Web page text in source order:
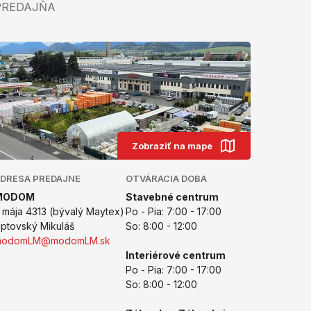
Zobraziť na mape
PREDAJNE
mája 4313 (bývalý Maytex)
Mikuláš
OTVÁRACIA DOBA
Stavebné centrum
Po - Pia: 7:00 - 17:00
So: 8:00 - 12:00
Interiérové centrum
Po - Pia: 7:00 - 17:00
So: 8:00 - 12:00